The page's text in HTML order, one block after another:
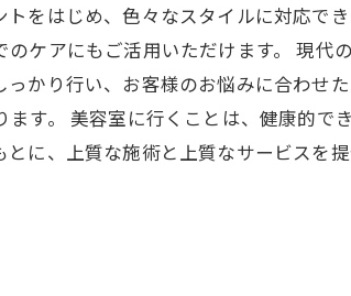
をはじめ、色々なスタイルに対応で
ケアにもご活用いただけます。 現代
かり行い、お客様のお悩みに合わせ
す。 美容室に行くことは、健康的で
に、上質な施術と上質なサービスを